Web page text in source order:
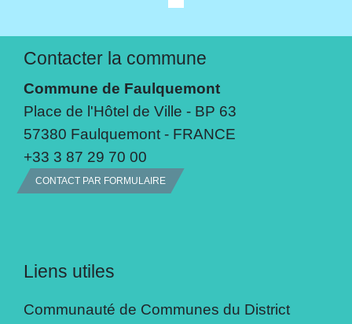
Contacter la commune
Commune de Faulquemont
Place de l'Hôtel de Ville - BP 63
57380 Faulquemont - FRANCE
+33 3 87 29 70 00
CONTACT PAR FORMULAIRE
Liens utiles
Communauté de Communes du District